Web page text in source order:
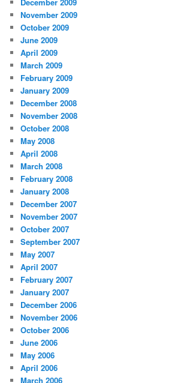
November 2009
October 2009
June 2009
April 2009
March 2009
February 2009
January 2009
December 2008
November 2008
October 2008
May 2008
April 2008
March 2008
February 2008
January 2008
December 2007
November 2007
October 2007
September 2007
May 2007
April 2007
February 2007
January 2007
December 2006
November 2006
October 2006
June 2006
May 2006
April 2006
March 2006